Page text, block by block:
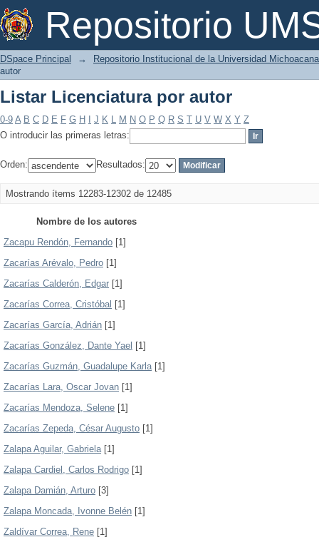
Repositorio
Listar Licenciatura por autor
DSpace Principal →
Repositorio Institucional de la Universidad
autor
Listar Licenciatura por autor
0-9 A B C D E F G H J K L M N O P Q R S T U V W X Y Z
O introducir las primeras letras:
Orden: Resultados:
Mostrando ítems 12283-12302 de 12485
Nombre de los autores
Zacapu Rendón, Fernando [1]
Zacarías Arévalo, Pedro [1]
Zacarías Calderón, Edgar [1]
Zacarías Correa, Cristóbal [1]
Zacarías García, Adrián [1]
Zacarías González, Dante Yael [1]
Zacarías Guzmán, Guadalupe Karla[1]
Zacarías Lara, Oscar Jovan [1]
Zacarías Mendoza, Selene [1]
Zacarías Zepeda, César Augusto [1]
Zalapa Aguilar, Gabriela[1]
Zalapa Cardiel, Carlos Rodrigo [1]
Zalapa Damián, Arturo [3]
Zalapa Moncada, Ivonne Belén [1]
Zaldívar Correa, Rene [1]